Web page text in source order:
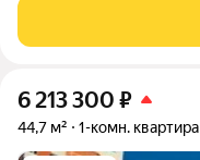
6 213 300 ₽
44,7 м² 1-комн. квартира